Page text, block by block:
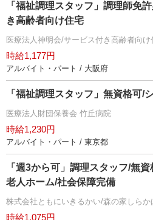
「福祉調理スタッフ」調理師免
き高齢者向け住宅
医療法人神明会/サービス付き高齢者向
時給1,177円
アルバイト・パート / 大阪府
「福祉調理スタッフ」無資格可/
医療法人財団保養会 竹丘病院
時給1,230円
アルバイト・パート / 東京都
「週3から可」調理スタッフ/無
老人ホーム/社会保障完備
株式会社ともにいきるかい/森の家しらか
時給1,075円